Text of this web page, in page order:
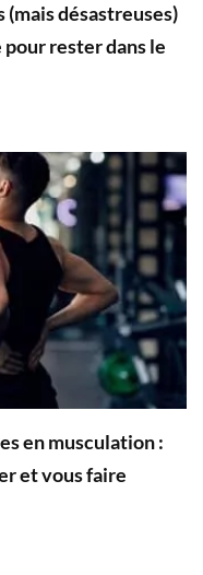
désastreuses)
rester dans le
en musculation :
et vous faire